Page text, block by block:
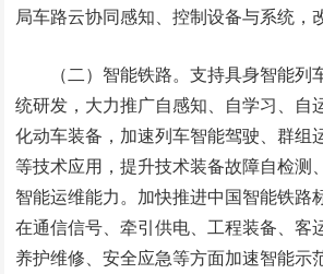
局车路云协同感知、控制设备与系统，
（二）智能铁路。支持具身智能
统研发，大力推广自感知、自学习、自
化动车装备，加速列车智能驾驶、群组
等技术应用，提升技术装备故障自检测
智能运维能力。加快推进中国智能铁路
在通信信号、牵引供电、工程装备、客
养护维修、安全应急等方面加速智能示